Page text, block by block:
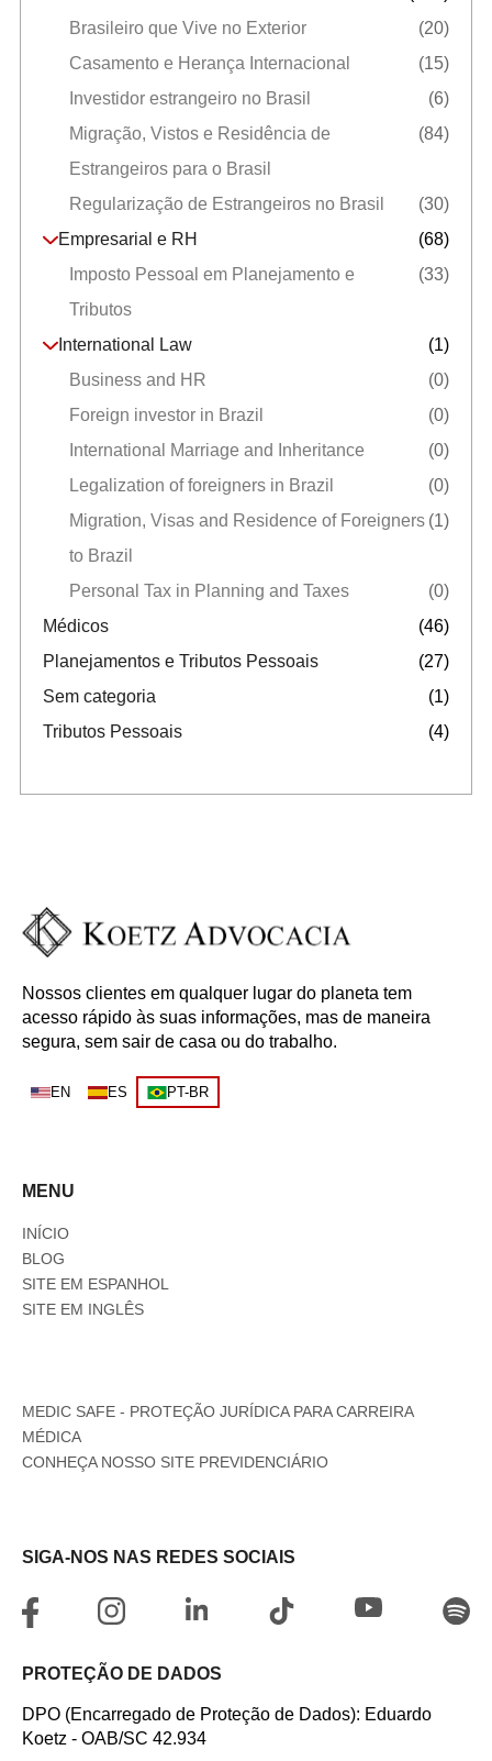
Brasileiro que Vive no Exterior
(20)
Casamento e Herança Internacional
(15)
Investidor estrangeiro no Brasil
(6)
Migração, Vistos e Residência de
Estrangeiros para o Brasil
(84)
Regularização de Estrangeiros no Brasil
(30)
Empresarial e RH
(68)
Imposto Pessoal em Planejamento e
Tributos
(33)
International Law
(1)
Business and HR
(0)
Foreign investor in Brazil
(0)
International Marriage and Inheritance
(0)
Legalization of foreigners in Brazil
(0)
Migration, Visas and Residence of Foreigners
to Brazil
(1)
Personal Tax in Planning and Taxes
(0)
Médicos
(46)
Planejamentos e Tributos Pessoais
(27)
Sem categoria
(1)
Tributos Pessoais
(4)
Nossos clientes em qualquer lugar do planeta tem
acesso rápido às suas informações, mas de maneira
segura, sem sair de casa ou do trabalho.
EN ES PT-BR
MENU
INÍCIO
BLOG
SITE EM ESPANHOL
SITE EM INGLÊS
MEDIC SAFE - PROTEÇÃO JURÍDICA PARA CARREIRA
MÉDICA
CONHEÇA NOSSO SITE PREVIDENCIÁRIO
SIGA-NOS NAS REDES SOCIAIS
PROTEÇÃO DE DADOS
DPO (Encarregado de Proteção de Dados): Eduardo
Koetz - OAB/SC 42.934